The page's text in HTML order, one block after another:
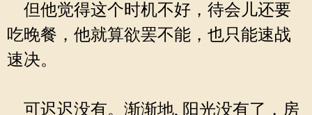
但他觉得这个时机不好，待会儿还要
吃晚餐，他就算欲罢不能，也只能速战
速决。
可迟迟没有。渐渐地, 阳光没有了，房